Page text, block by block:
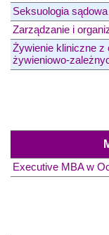
Seksuologia sądowa
Zarządzanie i
Żywienie kliniczne z
żywieniowo-
Executive MBA w